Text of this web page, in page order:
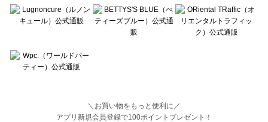
＼お買い物をもっと便利に／
アプリ新規会員登録で100ポイントプレゼント！